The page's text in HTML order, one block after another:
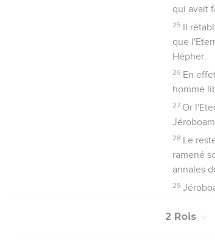
qui avait
25 Il
que
Hépher.
26 En
homme
27 Or
28 Le
ramené
annales
29
2 Rois